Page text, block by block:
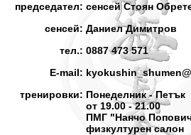
председател: сенсей Стоян
сенсей: Даниел Димитров
тел.: 0887 473 571
E-mail:
тренировки: Понеделник - Петък
от 19.00 - 21.00
ПМГ "Нанчо
физкултурен салон